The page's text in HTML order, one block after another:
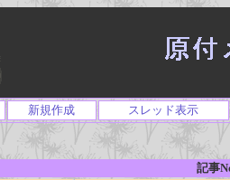
新規作成 スレッド表示
記事